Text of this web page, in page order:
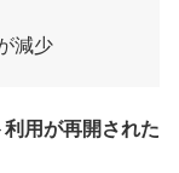
減少
用が再開された